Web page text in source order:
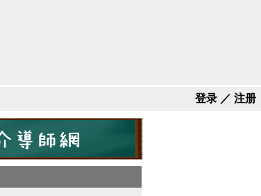
登录 ／ 注册